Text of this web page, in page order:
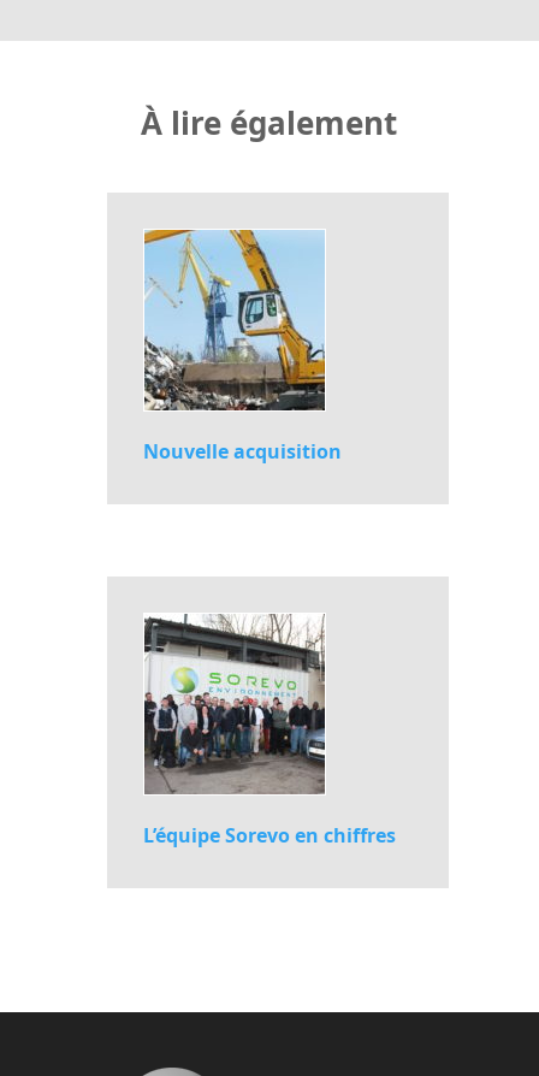
À lire également
Nouvelle acquisition
L’équipe Sorevo en chiffres